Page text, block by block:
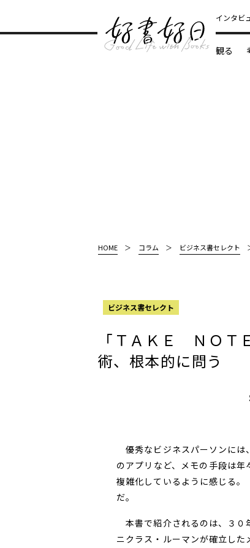
インタビ
観る
HOME コラム ビジネス書セレクト
ビジネス書セレクト
「ＴＡＫＥ ＮＯＴ
術、根本的に問う
優秀なビジネスパーソンには
のアプリなど、メモの手段は
複雑化しているように感じる
だ。
本書で紹介されるのは、３０
ニクラス・ルーマンが確立し